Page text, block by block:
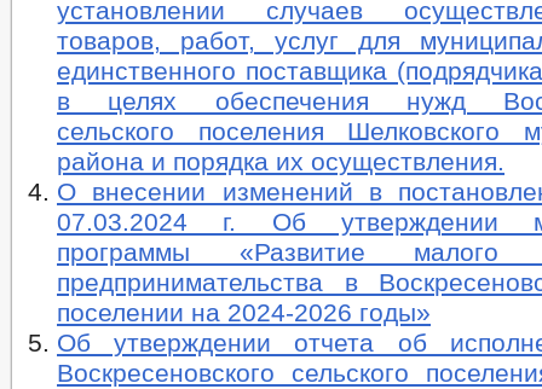
установлении случаев
товаров, работ, услуг для
единственного поставщика
в целях обеспечения нужд
сельского поселения Шелковского
района и порядка их осуществления.
О внесении изменений в
07.03.2024 г. Об утверждении
программы «Развитие малого
предпринимательства в
поселении на 2024-2026 годы»
Об утверждении отчета об
Воскресеновского сельского